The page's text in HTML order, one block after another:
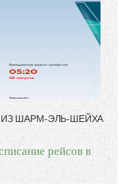
ИЗ ШАРМ-ЭЛЬ-ШЕЙХА
рейсов в